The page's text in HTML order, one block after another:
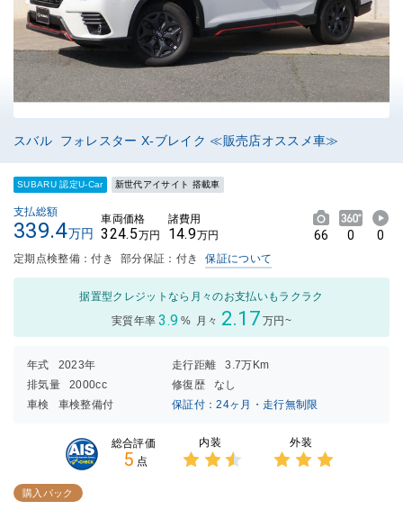
スバル フォレスター X-ブレイク ≪販売店オススメ車≫
SUBARU 認定U-Car 新世代アイサイト 搭載車
支払総額
339.4万円
車両価格
324.5万円
諸費用
14.9万円 66 0 0
定期点検整備：付き 部分保証：付き 保証について
据置型クレジットなら月々のお支払いもラクラク
実質年率 3.9 % 月々 2.17 万円~
年式 2023年 走行距離
3.7万Km
排気量
2000cc 修復歴
なし
車検
車検整備付 保証付：24ヶ月・走行無制限
総合評価
5 点
内装 外装
購入パック